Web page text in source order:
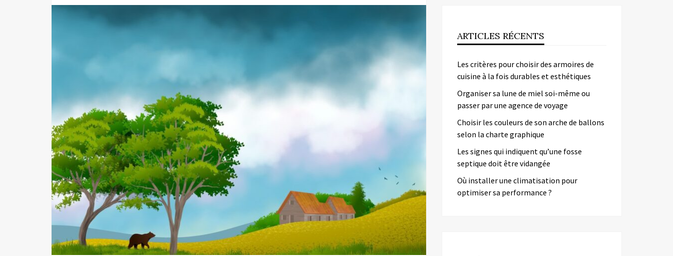
ARTICLES RÉCENTS
Les critères pour choisir des armoires de
cuisine à la fois durables et esthétiques
Organiser sa lune de miel soi-même ou
passer par une agence de voyage
Choisir les couleurs de son arche de ballons
selon la charte graphique
Les signes qui indiquent qu’une fosse
septique doit être vidangée
Où installer une climatisation pour
optimiser sa performance ?